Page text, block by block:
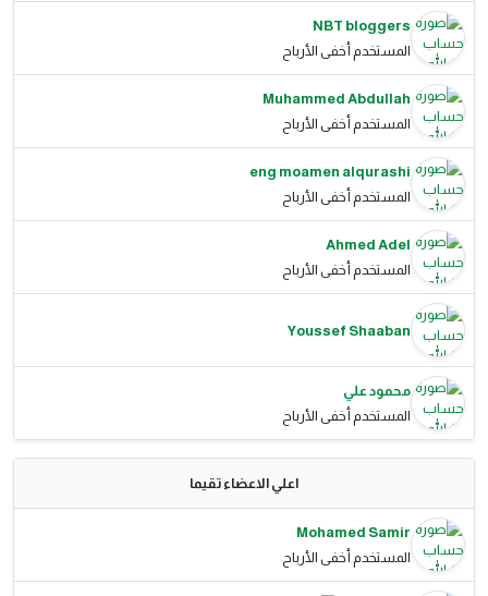
NBT bloggers
المستخدم أخفى الأرباح
Muhammed Abdullah
المستخدم أخفى الأرباح
eng moamen alqurashi
المستخدم أخفى الأرباح
Ahmed Adel
المستخدم أخفى الأرباح
Youssef Shaaban
محمود علي
المستخدم أخفى الأرباح
اعلي الاعضاء تقيما
Mohamed Samir
المستخدم أخفى الأرباح